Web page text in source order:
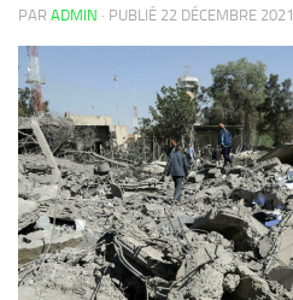
PAR ADMIN · PUBLIÉ 22 DÉCEMBRE 2021